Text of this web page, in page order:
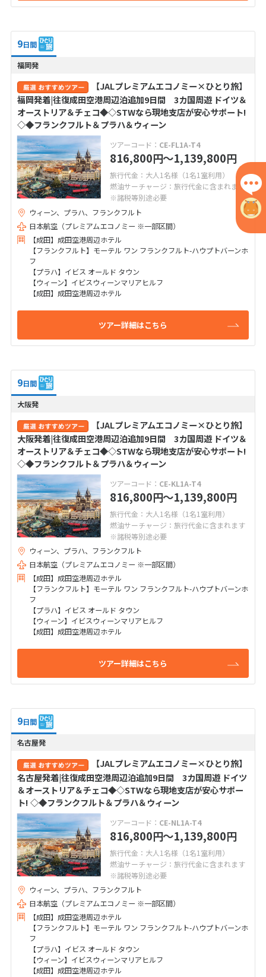
9日間
福岡発
【JALプレミアムエコノミー×ひとり旅】
福岡発着|往復成田空港周辺泊追加9日間 3カ国周遊 ドイツ＆
オーストリア＆チェコ◆◇STWなら現地支店が安心サポート!
◇◆フランクフルト＆プラハ＆ウィーン
ツアーコード： CE-FL1A-T4
816,800円〜1,139,800円
旅行代金：大人1名様（1名1室利用）
燃油サーチャージ：旅行代金に含まれます
※諸税等別途必要
ウィーン、プラハ、フランクフルト
日本航空（プレミアムエコノミー ※一部区間）
【成田】成田空港周辺ホテル
【フランクフルト】モーテル ワン フランクフルト-ハウプトバーンホ
フ
【プラハ】イビス オールド タウン
【ウィーン】イビスウィーンマリアヒルフ
【成田】成田空港周辺ホテル
ツアー詳細はこちら
9日間
大阪発
【JALプレミアムエコノミー×ひとり旅】
大阪発着|往復成田空港周辺泊追加9日間 3カ国周遊 ドイツ＆
オーストリア＆チェコ◆◇STWなら現地支店が安心サポート!
◇◆フランクフルト＆プラハ＆ウィーン
ツアーコード： CE-KL1A-T4
816,800円〜1,139,800円
旅行代金：大人1名様（1名1室利用）
燃油サーチャージ：旅行代金に含まれます
※諸税等別途必要
ウィーン、プラハ、フランクフルト
日本航空（プレミアムエコノミー ※一部区間）
【成田】成田空港周辺ホテル
【フランクフルト】モーテル ワン フランクフルト-ハウプトバーンホ
フ
【プラハ】イビス オールド タウン
【ウィーン】イビスウィーンマリアヒルフ
【成田】成田空港周辺ホテル
ツアー詳細はこちら
9日間
名古屋発
【JALプレミアムエコノミー×ひとり旅】
名古屋発着|往復成田空港周辺泊追加9日間 3カ国周遊 ドイツ
＆オーストリア＆チェコ◆◇STWなら現地支店が安心サポー
ト! ◇◆フランクフルト＆プラハ＆ウィーン
ツアーコード： CE-NL1A-T4
816,800円〜1,139,800円
旅行代金：大人1名様（1名1室利用）
燃油サーチャージ：旅行代金に含まれます
※諸税等別途必要
ウィーン、プラハ、フランクフルト
日本航空（プレミアムエコノミー ※一部区間）
【成田】成田空港周辺ホテル
【フランクフルト】モーテル ワン フランクフルト-ハウプトバーンホ
フ
【プラハ】イビス オールド タウン
【ウィーン】イビスウィーンマリアヒルフ
【成田】成田空港周辺ホテル